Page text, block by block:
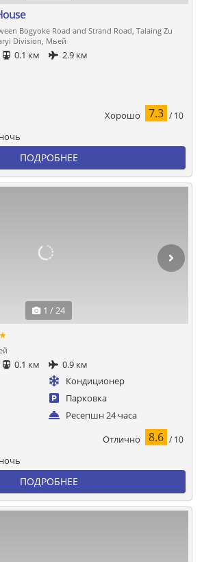
Bogyoke Road and Strand Road, Talaing Zu
Division, Мьей
0.1 км
2.9 км
Хорошо 7.3 / 10
ПОДРОБНЕЕ
1 / 24
0.1 км
0.9 км
Кондиционер
Парковка
Ресепшн 24 часа
Отлично 8.6 / 10
ПОДРОБНЕЕ